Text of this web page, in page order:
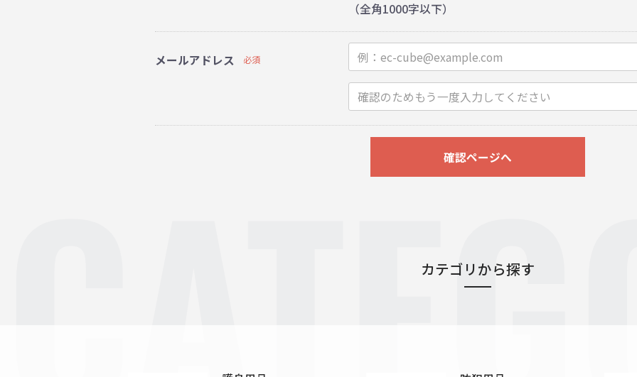
（全角1000字以下）
メールアドレス 必須
確認ページへ
カテゴリから探す